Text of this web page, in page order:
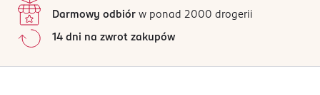
Darmowy odbiór w ponad 2000 drogerii
14 dni na zwrot zakupów